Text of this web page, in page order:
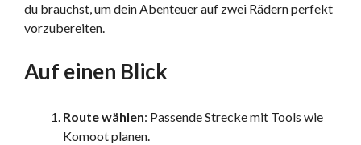
du brauchst, um dein Abenteuer auf zwei Rädern perfekt
vorzubereiten.
Auf einen Blick
Route wählen: Passende Strecke mit Tools wie
Komoot planen.